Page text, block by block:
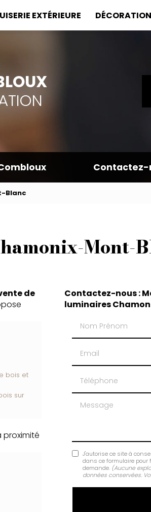
EXTÉRIEURE DÉCORATION
Contactez-
Blanc
Mont-
de
bois et
sur
proximité
Contactez-nous :
luminaires
Message
J'autorise ce site à
dans ce formulaire pour
demande. (Aucune
données conservées.